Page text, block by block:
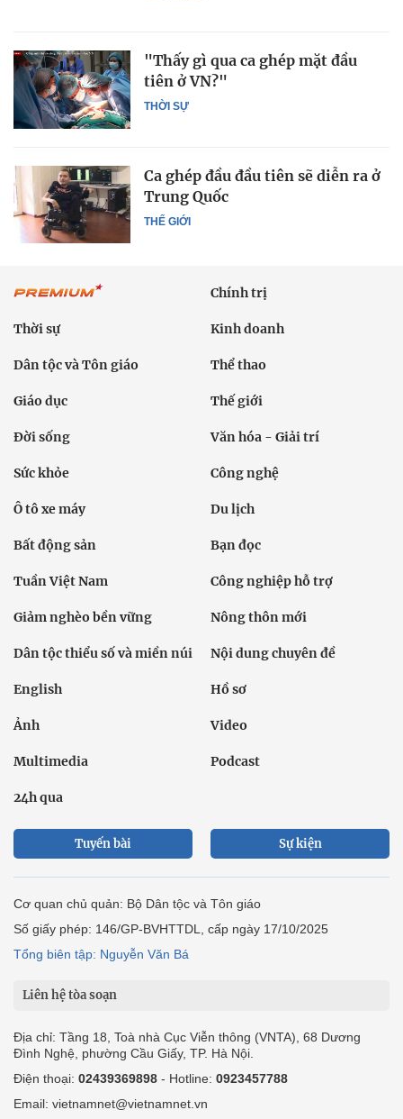
THỜI SỰ
"Thấy gì qua ca ghép mặt đầu
tiên ở VN?"
THẾ GIỚI
Ca ghép đầu đầu tiên sẽ diễn ra ở
Trung Quốc
Chính trị
Thời sự Kinh doanh
Dân tộc và Tôn giáo Thể thao
Giáo dục Thế giới
Đời sống Văn hóa - Giải trí
Sức khỏe Công nghệ
Ô tô xe máy Du lịch
Bất động sản Bạn đọc
Tuần Việt Nam Công nghiệp hỗ trợ
Giảm nghèo bền vững Nông thôn mới
Dân tộc thiểu số và miền núi Nội dung chuyên đề
English Hồ sơ
Ảnh Video
Multimedia Podcast
24h qua
Tuyến bài Sự kiện
Cơ quan chủ quản: Bộ Dân tộc và Tôn giáo
Số giấy phép: 146/GP-BVHTTDL, cấp ngày 17/10/2025
Tổng biên tập: Nguyễn Văn Bá
Liên hệ tòa soạn
Địa chỉ: Tầng 18, Toà nhà Cục Viễn thông (VNTA), 68 Dương
Đình Nghệ, phường Cầu Giấy, TP. Hà Nội.
Điện thoại: 02439369898 - Hotline: 0923457788
Email: vietnamnet@vietnamnet.vn